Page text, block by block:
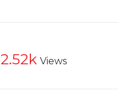
2.52k Views